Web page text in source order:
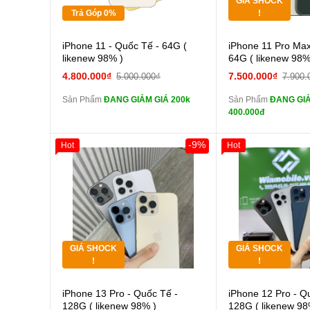
Trả Góp 0%
Tặng
Cường lực 10D full
màn
tai nghe iPhone 6S
Pin dự phòng và
các Phụ Kiện Khác
iPhone 11 - Quốc Tế - 64G (
likenew 98% )
4.800.000₫ 5.000.000₫
Sản Phẩm ĐANG GIẢM GIÁ 200k
!
màn
tai
Pin
các Phụ Kiện Khác
iPhone 11 Pro
64G ( likenew
7.500.000₫
Sản Phẩm ĐANG
400.000đ
GIÁ SHOCK
!
Giảm 100.000đ
Khách Hàng
Thân Thiết
Tặng
Tặng
Cường lực 10D full
màn
iPhone 13 Pro - Quốc Tế -
128G ( likenew 98% )
-9%
Hot
GIÁ SHOCK
!
Giảm 100.000đ
Thân Thiết
màn
iPhone 12 Pro -
128G ( likenew
Hot